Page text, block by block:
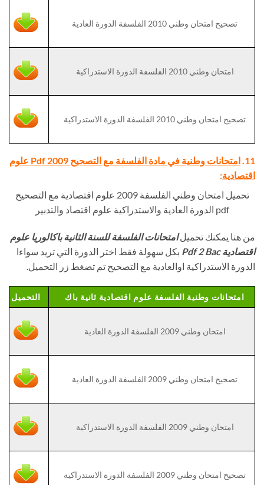
تصحيح امتحان وطني 2010 الفلسفة الدورة العادية
امتحان وطني 2010 الفلسفة الدورة الاستدراكية
تصحيح امتحان وطني 2010 الفلسفة الدورة الاستدراكية
11.
امتحانات وطنية في مادة الفلسفة مع التصحيح Pdf 2009 علوم
اقتصادية:
تحميل امتحان وطني الفلسفة 2009 علوم اقتصادية مع التصحيح
pdf الدورة العادية والاستدراكية علوم اقتصاد والتدبير
من هنا يمكنك تحميلامتحانات الفلسفة للسنة الثانية باكالوريا علوم
اقتصادية Pdf 2 Bac
بكل سهولة فقط اختر الدورة التي تريد سواءا
الدورة الاستدراكية اوالعادية مع التصحيح تم تضغط زر التحميل.
امتحانات وطنية الفلسفة علوم اقتصادية ثانية باك التحميل
امتحان وطني 2009 الفلسفة الدورة العادية
تصحيح امتحان وطني 2009 الفلسفة الدورة العادية
امتحان وطني 2009 الفلسفة الدورة الاستدراكية
تصحيح امتحان وطني 2009 الفلسفة الدورة الاستدراكية